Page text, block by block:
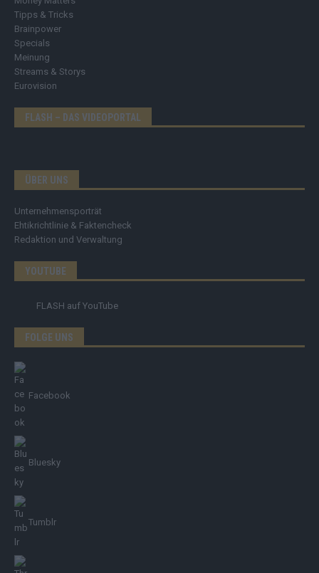
Tipps & Tricks
Brainpower
Specials
Meinung
Streams & Storys
Eurovision
FLASH – DAS VIDEOPORTAL
ÜBER UNS
Unternehmensporträt
Ehtikrichtlinie & Faktencheck
Redaktion und Verwaltung
YOUTUBE
FLASH auf YouTube
FOLGE UNS
Facebook
Bluesky
Tumblr